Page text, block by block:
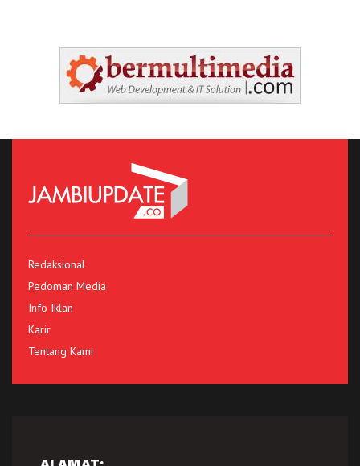
Redaksional
Pedoman Media
Info Iklan
Karir
Tentang Kami